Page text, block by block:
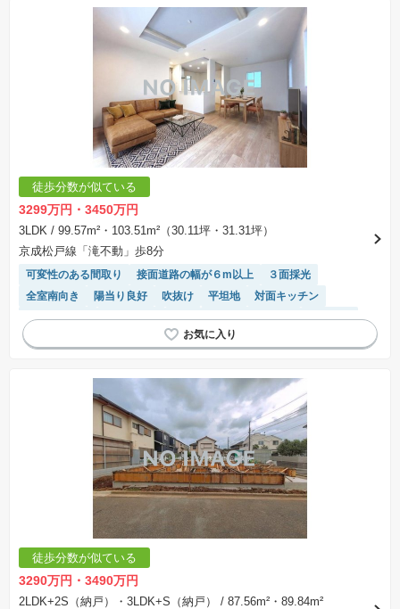
徒歩分数が似ている
3299万円・3450万円
3LDK / 99.57m²・103.51m²（30.11坪・31.31坪）
京成松戸線「滝不動」歩8分
可変性のある間取り 接面道路の幅が６m以上
３面採光
全室南向き
陽当り良好 吹抜け 平坦地
対面キッチン
長期優良住宅
窓付き浴室 角地 システムキッチン
２面採光
食洗機
WIC SIC
キッチン収納が多い
徒歩分数が似ている
3290万円・3490万円
2LDK+2S（納戸）・3LDK+S（納戸） / 87.56m²・89.84m²